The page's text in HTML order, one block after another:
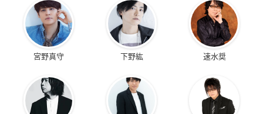
宮野真守 下野紘 速水奨